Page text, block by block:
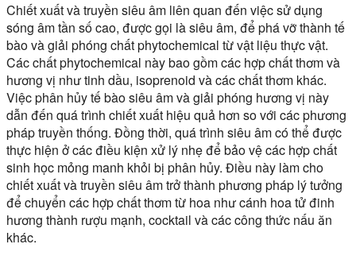
Chiết xuất và truyền siêu âm liên quan đến việc sử dụng
sóng âm tần số cao, được gọi là siêu âm, để phá vỡ thành tế
bào và giải phóng chất phytochemical từ vật liệu thực vật.
Các chất phytochemical này bao gồm các hợp chất thơm và
hương vị như tinh dầu, isoprenoid và các chất thơm khác.
Việc phân hủy tế bào siêu âm và giải phóng hương vị này
dẫn đến quá trình chiết xuất hiệu quả hơn so với các phương
pháp truyền thống. Đồng thời, quá trình siêu âm có thể được
thực hiện ở các điều kiện xử lý nhẹ để bảo vệ các hợp chất
sinh học mỏng manh khỏi bị phân hủy. Điều này làm cho
chiết xuất và truyền siêu âm trở thành phương pháp lý tưởng
để chuyển các hợp chất thơm từ hoa như cánh hoa tử đinh
hương thành rượu mạnh, cocktail và các công thức nấu ăn
khác.